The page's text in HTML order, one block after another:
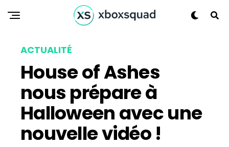
ACTUALITÉ
House of Ashes
nous prépare à
Halloween avec une
nouvelle vidéo !